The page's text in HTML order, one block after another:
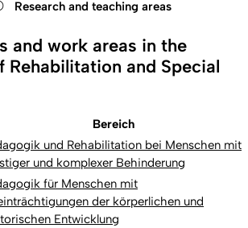
Research and teaching areas
and work areas in the
Rehabilitation and Special
Bereich
und Rehabilitation bei Menschen mit
und komplexer Behinderung
für Menschen mit
der körperlichen und
Entwicklung